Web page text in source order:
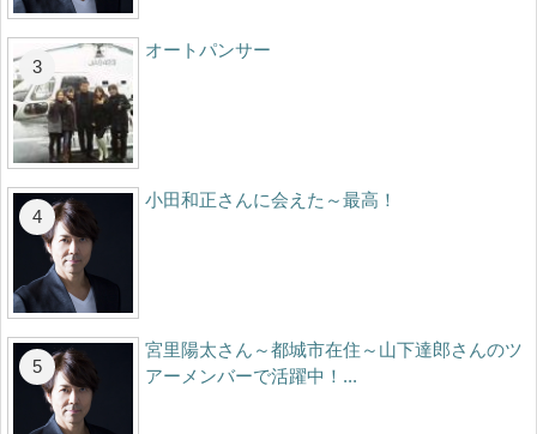
オートパンサー
小田和正さんに会えた～最高！
宮里陽太さん～都城市在住～山下達郎さんのツ
アーメンバーで活躍中！...